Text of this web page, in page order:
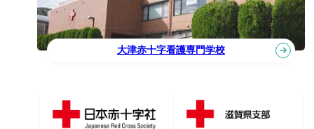
大津赤十字看護専門学校